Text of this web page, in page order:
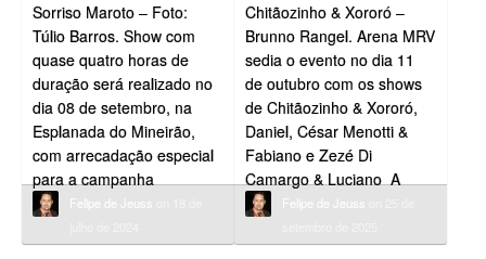
Sorriso Maroto – Foto:
Túlio Barros. Show com
quase quatro horas de
duração será realizado no
dia 08 de setembro, na
Esplanada do Mineirão,
com arrecadação especial
para a campanha
Espalhando Sorrisos,
projeto “Sorriso Maroto –
Felipe de Jeuss
Chitãozinho & Xororó –
Brunno Rangel. Arena MRV
sedia o evento no dia 11
de outubro com os shows
de Chitãozinho & Xororó,
Daniel, César Menotti &
Fabiano e Zezé Di
Camargo & Luciano A
capital mineira vai receber
espetáculos da música
Felipe de Jeuss